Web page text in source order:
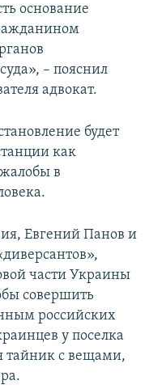
основание
– пояснил
адвокат.
будет
как
в
Евгений Панов и
части Украины
совершить
российских
у поселка
тайник с вещами,